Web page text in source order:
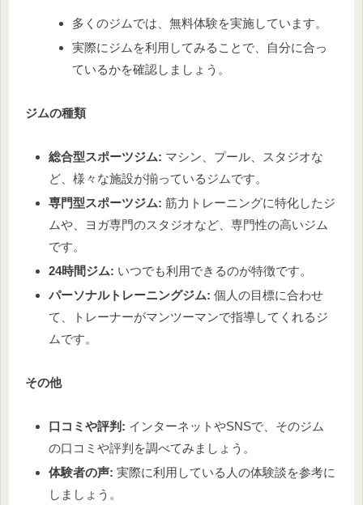
多くのジムでは、無料体験を実施しています。
実際にジムを利用してみることで、自分に合っ
ているかを確認しましょう。
ジムの種類
総合型スポーツジム: マシン、プール、スタジオな
ど、様々な施設が揃っているジムです。
専門型スポーツジム: 筋力トレーニングに特化したジ
ムや、ヨガ専門のスタジオなど、専門性の高いジム
です。
24時間ジム: いつでも利用できるのが特徴です。
パーソナルトレーニングジム: 個人の目標に合わせ
て、トレーナーがマンツーマンで指導してくれるジ
ムです。
その他
口コミや評判: インターネットやSNSで、そのジム
の口コミや評判を調べてみましょう。
体験者の声: 実際に利用している人の体験談を参考に
しましょう。